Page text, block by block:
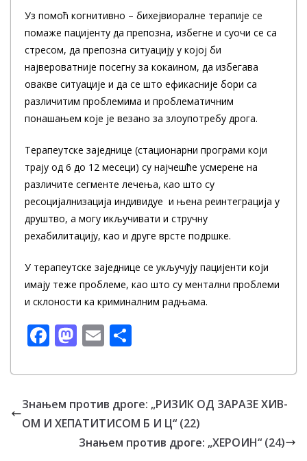
Уз помоћ когнитивно – бихејвиоралне терапије се
помаже пацијенту да препозна, избегне и суочи се са
стресом, да препозна ситуацију у којој би
највероватније посегну за кокаином, да избегава
овакве ситуације и да се што ефикасније бори са
различитим проблемима и проблематичним
понашањем које је везано за злоупотребу дрога.
Терапеутске заједнице (стационарни програми који
трају од 6 до 12 месеци) су најчешће усмерене на
различите сегменте лечења, као што су
ресоцијалнизација индивидуе и њена реинтеграција у
друштво, а могу икључивати и стручну
рехабилитацију, као и друге врсте подршке.
У терапеутске заједнице се укључују пацијенти који
имају теже проблеме, као што су ментални проблеми
и склоности ка криминалним радњама.
F
e
b
o
M
to
d
o
n
E
ai
l
ar
e
Знањем против дроге: „РИЗИК ОД ЗАРАЗЕ ХИВ-
ОМ И ХЕПАТИТИСОМ Б И Ц“ (22)
Знањем против дроге: „ХЕРОИН“ (24)